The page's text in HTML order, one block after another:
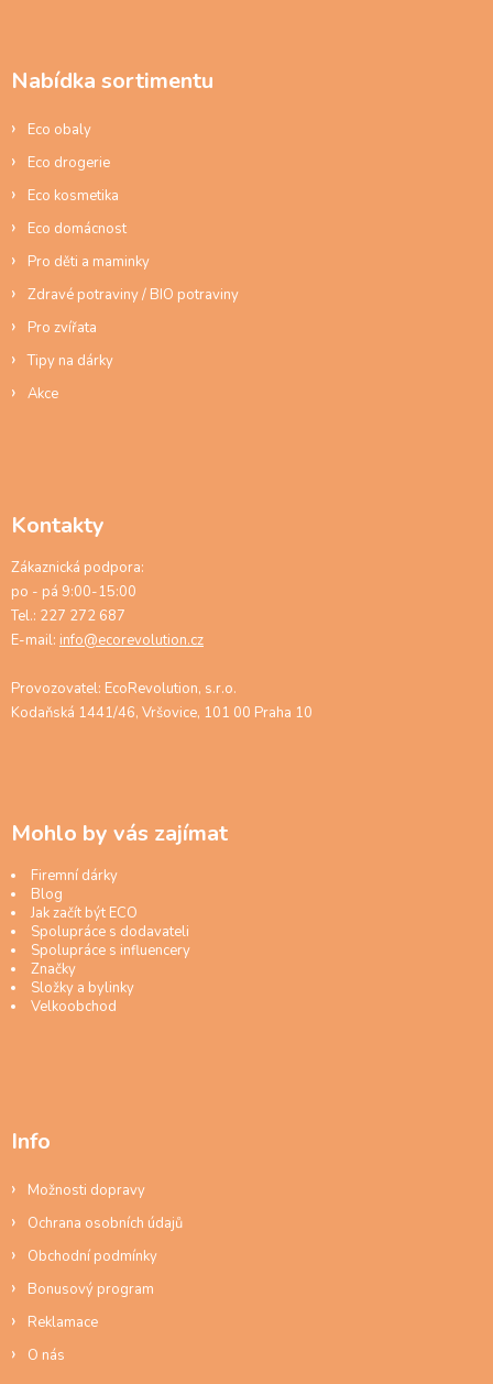
Nabídka sortimentu
Eco obaly
Eco drogerie
Eco kosmetika
Eco domácnost
Pro děti a maminky
Zdravé potraviny / BIO potraviny
Pro zvířata
Tipy na dárky
Akce
Kontakty
Zákaznická podpora:
po - pá 9:00-15:00
Tel.: 227 272 687
E-mail: info@ecorevolution.cz
Provozovatel: EcoRevolution, s.r.o.
Kodaňská 1441/46, Vršovice, 101 00 Praha 10
Mohlo by vás zajímat
Firemní dárky
Blog
Jak začít být ECO
Spolupráce s dodavateli
Spolupráce s influencery
Značky
Složky a bylinky
Velkoobchod
Info
Možnosti dopravy
Ochrana osobních údajů
Obchodní podmínky
Bonusový program
Reklamace
O nás